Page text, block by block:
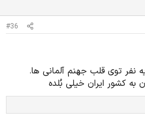
#36
نفر توی قلب جهنم آلمانی ها.
به کشور ایران خیلی بُلده